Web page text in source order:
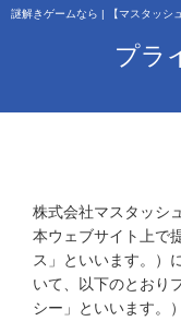
謎解きゲームなら | 【マスタッシュ
プラ
株式会社マスタッシ
本ウェブサイト上で
ス」といいます。）
いて、以下のとおり
シー」といいます。